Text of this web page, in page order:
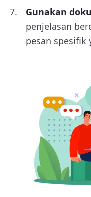
Gunakan
penjelasan
pesan spesifik